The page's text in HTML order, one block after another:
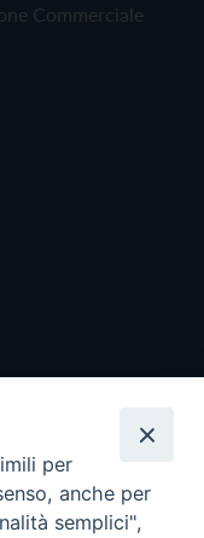
Commerciale
per
anche per
semplici",